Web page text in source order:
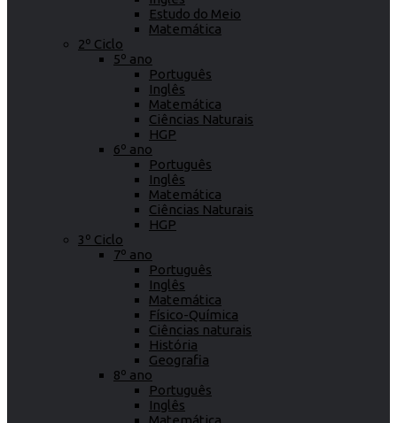
Estudo do Meio
Matemática
2º Ciclo
5º ano
Português
Inglês
Matemática
Ciências Naturais
HGP
6º ano
Português
Inglês
Matemática
Ciências Naturais
HGP
3º Ciclo
7º ano
Português
Inglês
Matemática
Físico-Química
Ciências naturais
História
Geografia
8º ano
Português
Inglês